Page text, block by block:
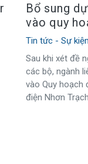
Bổ sung
vào quy
Tin tức - Sự kiện
Sau khi xét đề
các bộ, ngành
vào Quy hoạch
điện Nhơn